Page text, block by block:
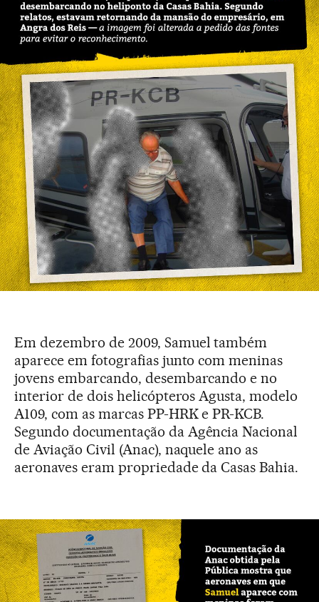
Em dezembro de 2009, Samuel também
aparece em fotografias junto com meninas
jovens embarcando, desembarcando e no
interior de dois helicópteros Agusta, modelo
A109, com as marcas PP-HRK e PR-KCB.
Segundo documentação da Agência Nacional
de Aviação Civil (Anac), naquele ano as
aeronaves eram propriedade da Casas Bahia.